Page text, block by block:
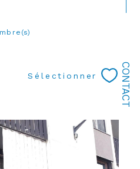
CONTACT
Sélectionner